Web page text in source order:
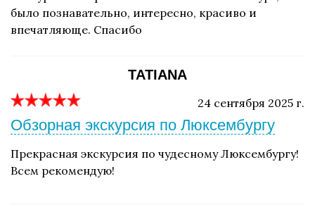
было познавательно, интересно, красиво и
впечатляюще. Спасибо
TATIANA
24 сентября 2025 г.
Обзорная экскурсия по Люксембургу
Прекрасная экскурсия по чудесному Люксембургу!
Всем рекомендую!